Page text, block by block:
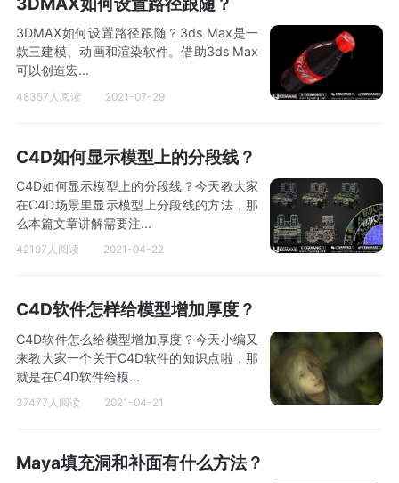
3DMAX如何设置路径跟随？3ds Max是一
款三建模、动画和渲染软件。借助3ds Max
可以创造宏...
48357人阅读 2021-07-29
C4D如何显示模型上的分段线？
C4D如何显示模型上的分段线？今天教大家
在C4D场景里显示模型上分段线的方法，那
么本篇文章讲解需要注...
42197人阅读 2021-04-22
C4D软件怎样给模型增加厚度？
C4D软件怎么给模型增加厚度？今天小编又
来教大家一个关于C4D软件的知识点啦，那
就是在C4D软件给模...
37477人阅读 2021-04-21
Maya填充洞和补面有什么方法？